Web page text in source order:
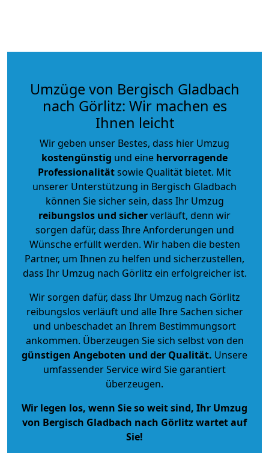
Umzüge von Bergisch Gladbach
nach Görlitz: Wir machen es
Ihnen leicht
Wir geben unser Bestes, dass hier Umzug
kostengünstig und eine hervorragende
Professionalitätsowie Qualität bietet. Mit
unserer Unterstützung in Bergisch Gladbach
können Sie sicher sein, dass Ihr Umzug
reibungslos und sicherverläuft, denn wir
sorgen dafür, dass Ihre Anforderungen und
Wünsche erfüllt werden. Wir haben die besten
Partner, um Ihnen zu helfen und sicherzustellen,
dass Ihr Umzug nach Görlitz ein erfolgreicher ist.
Wir sorgen dafür, dass Ihr Umzug nach Görlitz
reibungslos verläuft und alle Ihre Sachen sicher
und unbeschadet an Ihrem Bestimmungsort
ankommen. Überzeugen Sie sich selbst von den
günstigen Angeboten und der Qualität. Unsere
umfassender Service wird Sie garantiert
überzeugen.
Wir legen los, wenn Sie so weit sind, Ihr Umzug
von Bergisch Gladbach nach Görlitz wartet auf
Sie!